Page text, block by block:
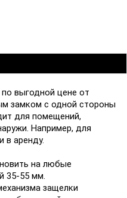
выгодной цене от
замком с одной стороны
для помещений,
Например, для
в аренду.
на любые
35-55 мм.
защелки